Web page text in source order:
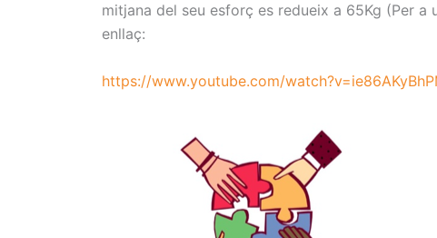
mitjana del seu esforç es redueix a 65Kg (Per
enllaç:
https://www.youtube.com/